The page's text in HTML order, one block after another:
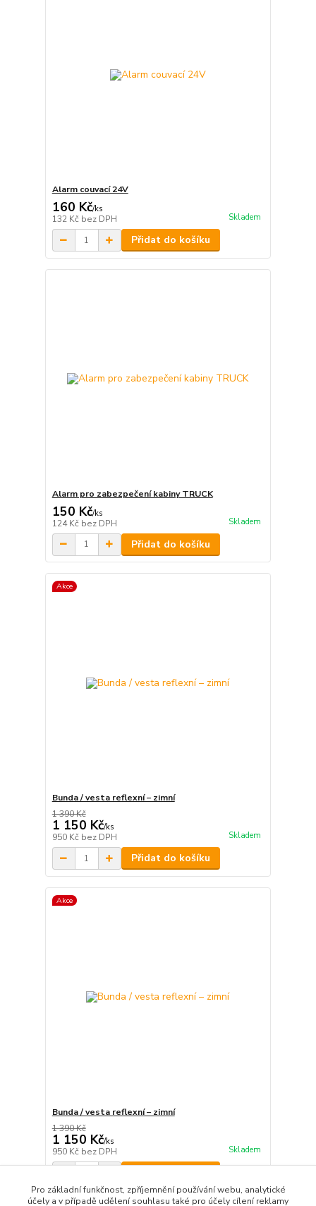
Alarm couvací 24V
160 Kč/ks
132 Kč bez DPH Skladem
Přidat do košíku
Alarm pro zabezpečení kabiny TRUCK
150 Kč/ks
124 Kč bez DPH Skladem
Přidat do košíku
Akce
Bunda / vesta reflexní – zimní
1 390 Kč
1 150 Kč/ks
950 Kč bez DPH Skladem
Přidat do košíku
Akce
Bunda / vesta reflexní – zimní
1 390 Kč
1 150 Kč/ks
950 Kč bez DPH Skladem
Pro základní funkčnost, zpříjemnění používání webu, analytické
účely a v případě udělení souhlasu také pro účely cílení reklamy